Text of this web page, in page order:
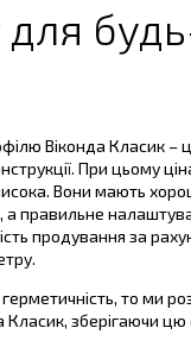
для
Віконда Класик –
При цьому
Вони мають
правильне
продування за
то ми
Класик, зберігаючи